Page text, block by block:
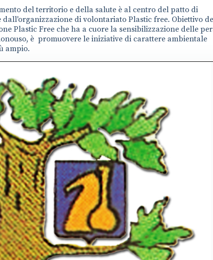
del territorio e della salute è al centro del patto di
di volontariato Plastic free. Obiettivo
Plastic Free che ha a cuore la sensibilizzazione delle
è promuovere le iniziative di carattere ambientale
ampio.